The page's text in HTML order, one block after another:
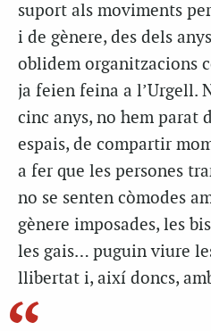
suport als moviments
i de gènere, des dels
oblidem organitzacions
ja feien feina a l’Urgell.
cinc anys, no hem parat
espais, de compartir
a fer que les persones
no se senten còmodes
gènere imposades, les
les gais… puguin viure
llibertat i, així doncs,